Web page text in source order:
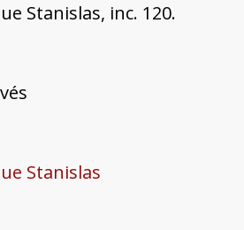
Stanislas, inc. 120.
Stanislas